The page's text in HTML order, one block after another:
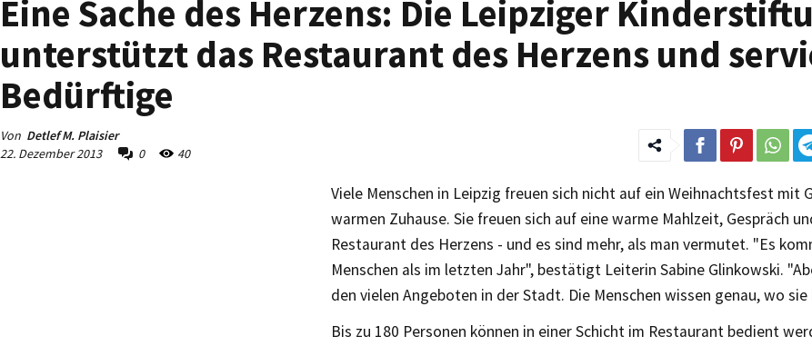
Eine Sache des Herzens: Die Leipziger
unterstützt das Restaurant des Herzens und
Bedürftige
Von Detlef M. Plaisier
22. Dezember 2013
0 40
Viele Menschen in Leipzig freuen sich nicht auf ein Weihnachtsfest mit
warmen Zuhause. Sie freuen sich auf eine warme Mahlzeit, Gespräch
Restaurant des Herzens - und es sind mehr, als man vermutet. "Es
Menschen als im letzten Jahr", bestätigt Leiterin Sabine Glinkowski.
den vielen Angeboten in der Stadt. Die Menschen wissen genau, wo sie
Bis zu 180 Personen können in einer Schicht im Restaurant bedient